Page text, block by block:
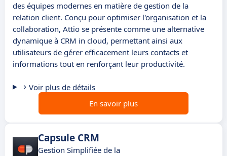
des équipes modernes en matière de gestion de la
relation client. Conçu pour optimiser l'organisation et la
collaboration, Attio se présente comme une alternative
dynamique à CRM in cloud, permettant ainsi aux
utilisateurs de gérer efficacement leurs contacts et
informations tout en renforçant leur productivité.
Voir plus de détails
En savoir plus
Capsule CRM
Gestion Simplifiée de la